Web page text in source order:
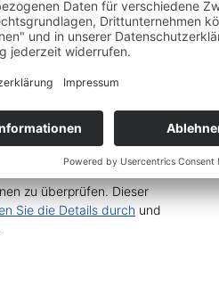
zu laden!
zu überprüfen. Dieser
Sie die Details durch und